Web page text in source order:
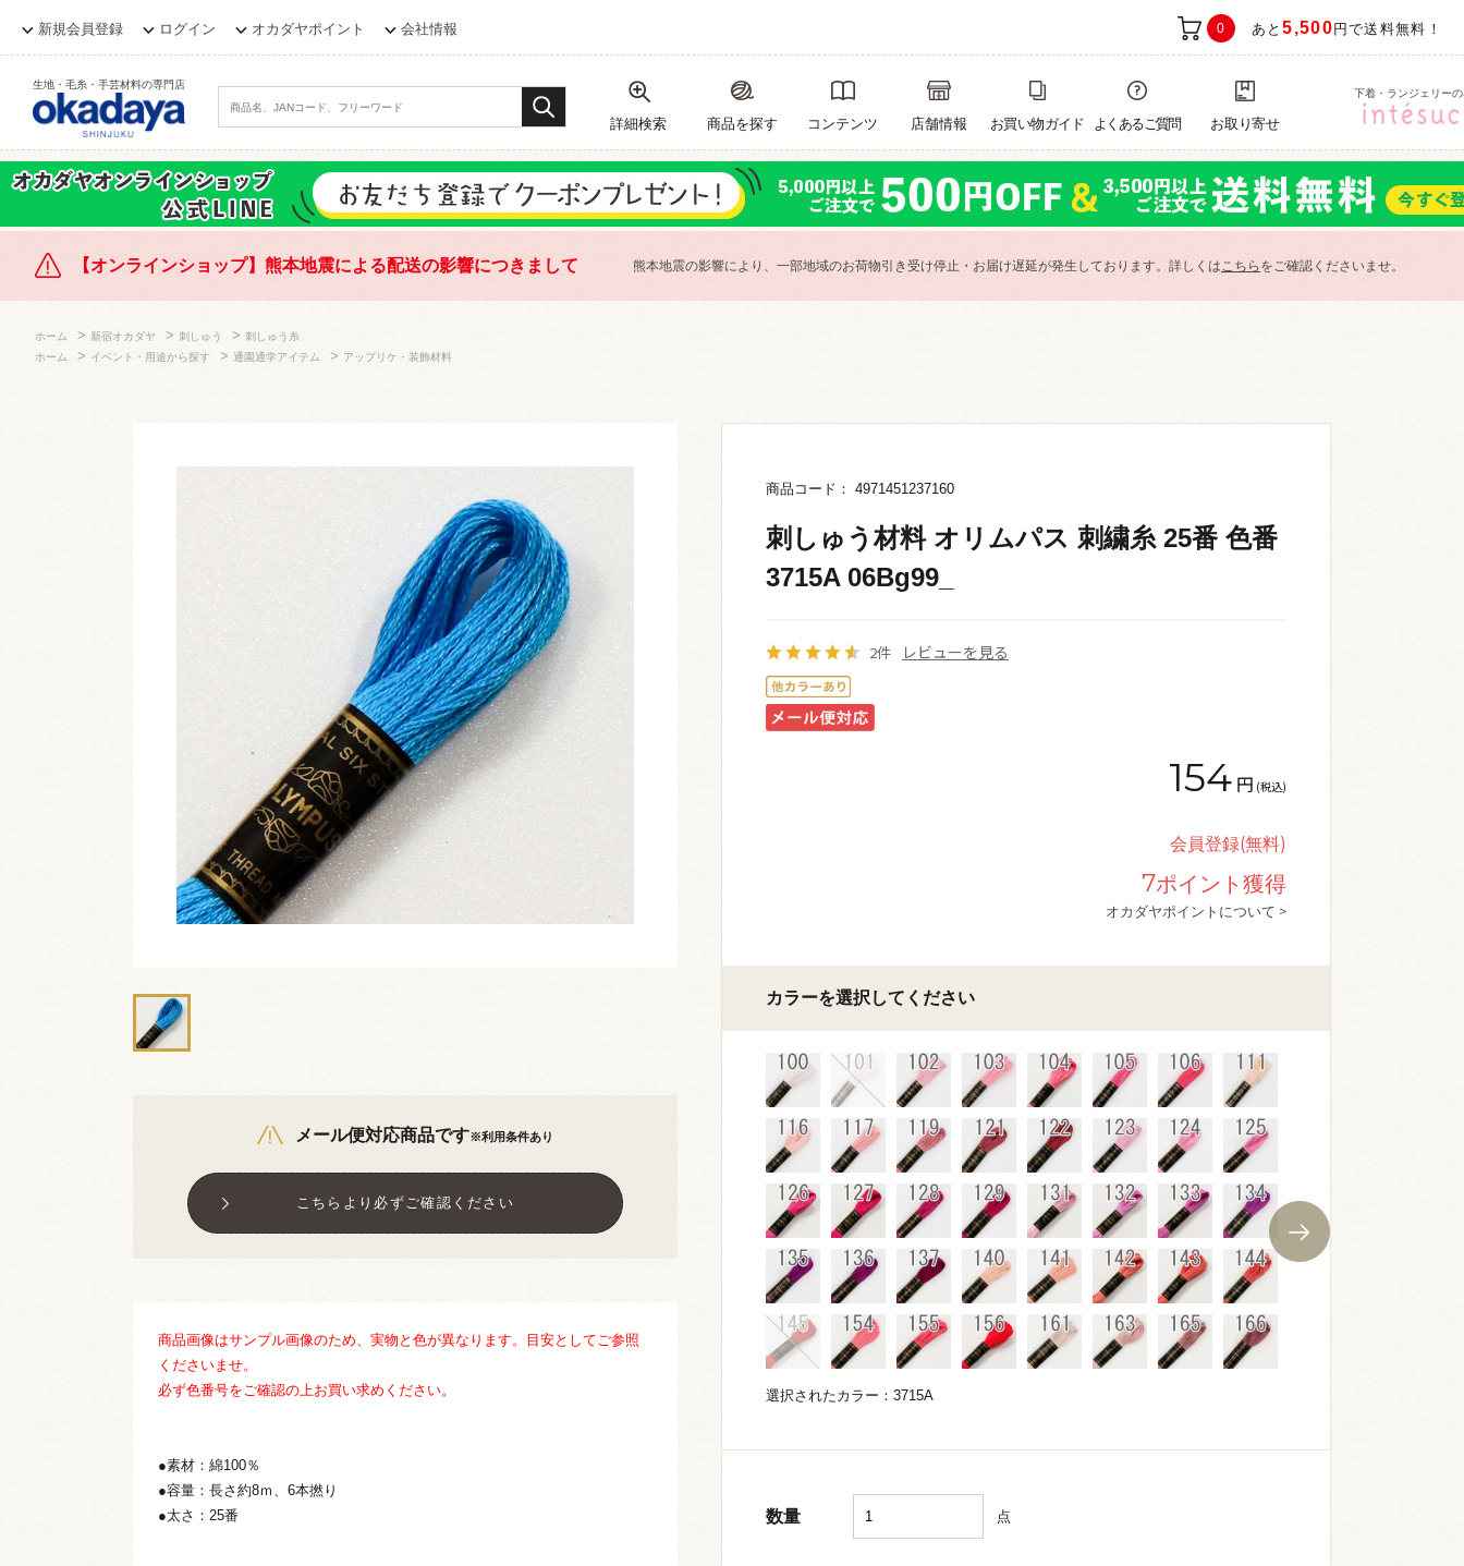
新規会員登録 ログイン オカダヤポイント 会社情報 0 あと5,500 円で送料無料！
生地・毛糸・手芸材料の専門店
詳細検索 商品を探す コンテンツ 店舗情報 お買い物ガイド よくあるご質問 お取り寄せ
下着・ランジェリー
【オンラインショップ】熊本地震による配送の影響につきまして 熊本地震の影響により、一部地域のお荷物引き受け停止・お届け遅延が発生しております。詳しくはこちら をご確認くださいませ。
ホーム > 新宿オカダヤ > 刺しゅう > 刺しゅう糸
ホーム
> イベント・用途から探す > 通園通学アイテム > アップリケ・装飾材料
メール便対応商品です※利用条件あり
こちらより必ずご確認ください
商品画像はサンプル画像のため、実物と色が異なります。目安としてご参照
くださいませ。
必ず色番号をご確認の上お買い求めください。
●素材：綿100％
●容量：長さ約8ｍ、6本撚り
●太さ：25番
商品コード： 4971451237160
刺しゅう材料 オリムパス 刺繍糸 25番 色番
3715A 06Bg99_
2件 レビューを見る
154 円 (税込)
会員登録(無料)
7ポイント獲得
オカダヤポイントについて >
カラーを選択してください
選択されたカラー：3715A
数量 点